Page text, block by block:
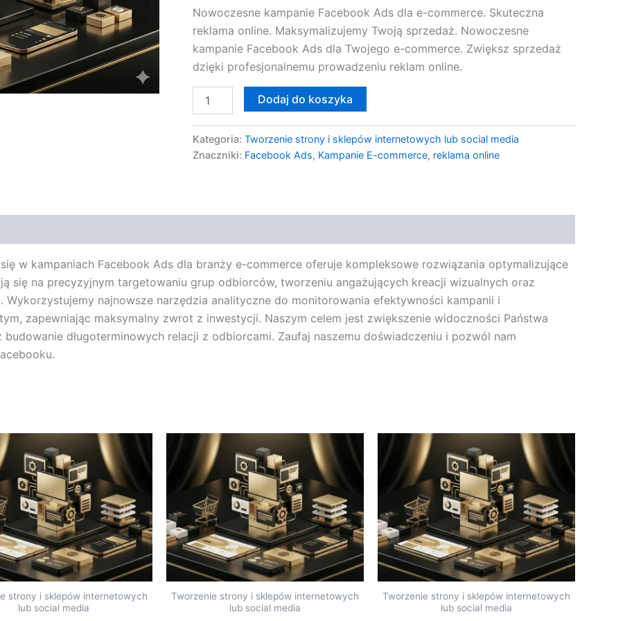
Nowoczesne kampanie Facebook Ads dla e-commerce. Skuteczna
reklama online. Maksymalizujemy Twoją sprzedaż. Nowoczesne
kampanie Facebook Ads dla Twojego e-commerce. Zwiększ sprzedaż
dzięki profesjonalnemu prowadzeniu reklam online.
Dodaj do koszyka
Kategoria: Tworzenie strony i sklepów internetowych lub social media
Znaczniki: Facebook Ads, Kampanie E-commerce, reklama online
w kampaniach Facebook Ads dla branży e-commerce oferuje kompleksowe rozwiązania optymalizujące
się na precyzyjnym targetowaniu grup odbiorców, tworzeniu angażujących kreacji wizualnych oraz
najnowsze narzędzia analityczne do monitorowania efektywności kampanii i
zapewniając maksymalny zwrot z inwestycji. Naszym celem jest zwiększenie widoczności Państwa
długoterminowych relacji z odbiorcami. Zaufaj naszemu doświadczeniu i pozwól nam
strony i sklepów internetowych
lub social media
Tworzenie strony i sklepów internetowych
lub social media
Tworzenie strony i sklepów internetowych
lub social media